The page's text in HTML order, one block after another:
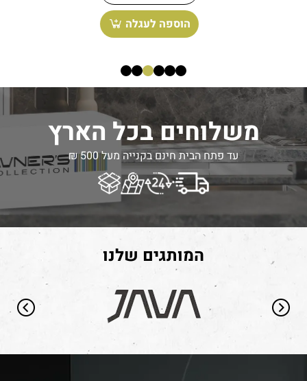
הוספה לעגלה
משלוחים בכל הארץ
עד פתח הבית חינם בקנייה מעל 500 ₪
המותגים שלנו